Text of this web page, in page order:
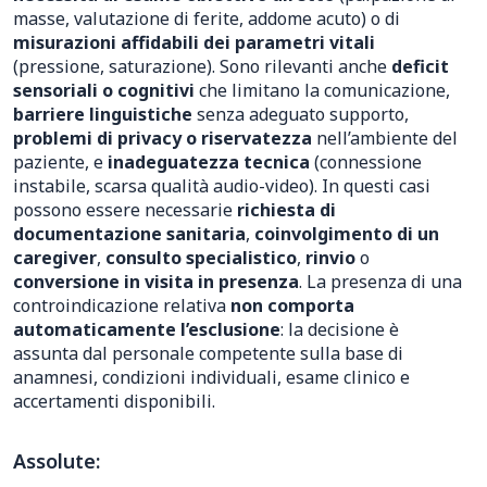
masse, valutazione di ferite, addome acuto) o di
misurazioni affidabili dei parametri vitali
(pressione, saturazione). Sono rilevanti anche deficit
sensoriali o cognitivi che limitano la comunicazione,
barriere linguistiche senza adeguato supporto,
problemi di privacy o riservatezza nell’ambiente del
paziente, e inadeguatezza tecnica (connessione
instabile, scarsa qualità audio-video). In questi casi
possono essere necessarie richiesta di
documentazione sanitaria, coinvolgimento di un
caregiver, consulto specialistico, rinvioo
conversione in visita in presenza. La presenza di una
controindicazione relativa non comporta
automaticamente l’esclusione: la decisione è
assunta dal personale competente sulla base di
anamnesi, condizioni individuali, esame clinico e
accertamenti disponibili.
Assolute: